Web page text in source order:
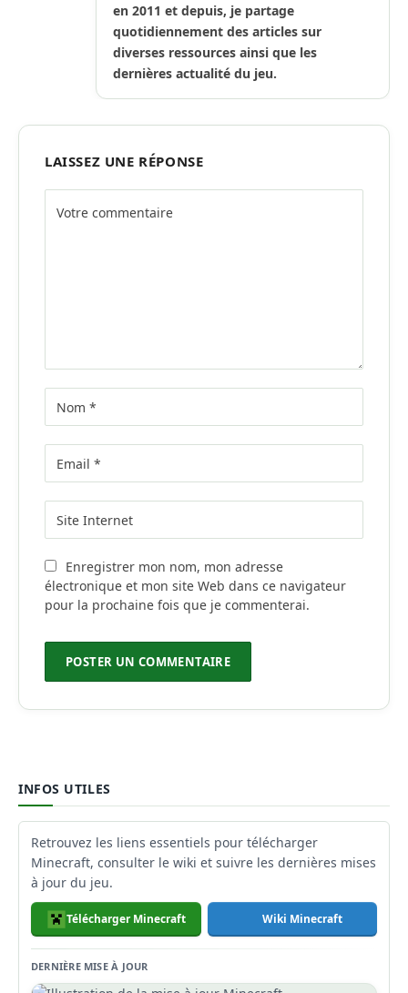
en 2011 et depuis, je partage
quotidiennement des articles sur
diverses ressources ainsi que les
dernières actualité du jeu.
LAISSEZ UNE RÉPONSE
Enregistrer mon nom, mon adresse
électronique et mon site Web dans ce navigateur
pour la prochaine fois que je commenterai.
INFOS UTILES
Retrouvez les liens essentiels pour télécharger
Minecraft, consulter le wiki et suivre les dernières mises
à jour du jeu.
Télécharger Minecraft Wiki Minecraft
DERNIÈRE MISE À JOUR